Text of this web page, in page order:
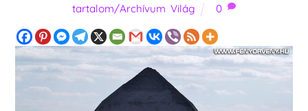
tartalom/Archívum Világ 0